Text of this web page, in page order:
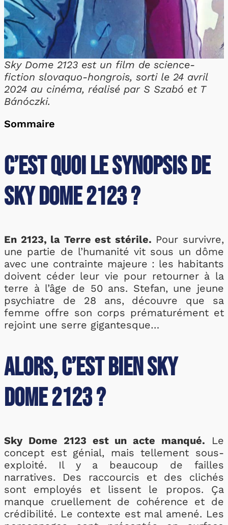
Sky Dome 2123 est un film de science-
fiction slovaquo-hongrois, sorti le 24 avril
2024 au cinéma, réalisé par S Szabó et T
Bánóczki.
Sommaire
C’est quoi le synopsis de
Sky Dome 2123 ?
En 2123, la Terre est stérile. Pour survivre,
une partie de l’humanité vit sous un dôme
avec une contrainte majeure : les habitants
doivent céder leur vie pour retourner à la
terre à l’âge de 50 ans. Stefan, une jeune
psychiatre de 28 ans, découvre que sa
femme offre son corps prématurément et
rejoint une serre gigantesque…
Alors, c’est bien Sky
Dome 2123 ?
Sky Dome 2123 est un acte manqué. Le
concept est génial, mais tellement sous-
exploité. Il y a beaucoup de failles
narratives. Des raccourcis et des clichés
sont employés et lissent le propos. Ça
manque cruellement de cohérence et de
crédibilité. Le contexte est mal amené. Les